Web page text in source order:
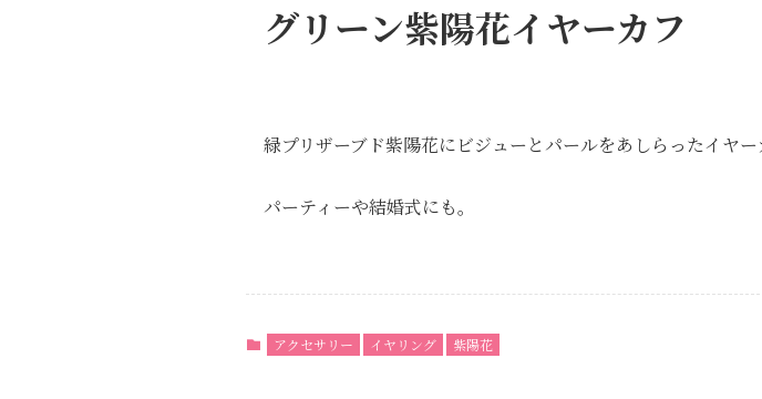
グリーン紫陽花イヤーカフ
緑プリザーブド紫陽花にビジューとパールをあしらったイヤ
パーティーや結婚式にも。
アクセサリー イヤリング 紫陽花